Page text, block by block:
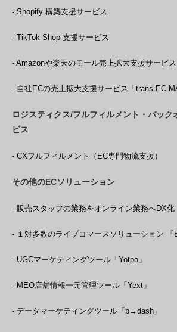
- Shopify 構築支援サービス
- TikTok Shop 支援サービス
- Amazonや楽天のモール売上拡大支援サービス
- 自社ECの売上拡大支援サービス「trans-EC
ロジスティクス/フルフィルメント・バック
ビス
- CXフルフィルメント（EC専門物流支援）
その他のECソリューション
- 販売スタッフの業務をオンライン業務へDX化
- １対多数のライブコマースソリューション 「
- UGCマーケティングツール「Yotpo」
- MEO店舗情報一元管理ツール「Yext」
- データマーケティングツール「b→dash」